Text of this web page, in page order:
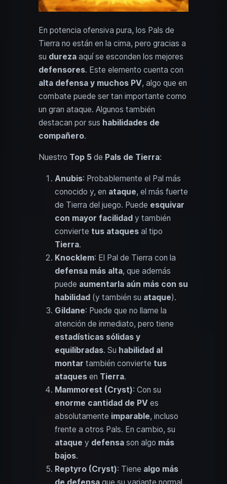
En potencia ofensiva pura, los Pals de
Tierra no están en la cima, pero gracias a
su dureza aquí se esconden los mejores
defensores. Este elemento cuenta con
alta defensa y muchos PV, algo que en
combate puede ser tan importante como
un gran ataque. Algunos también
destacan por sus habilidades de
compañero.
Nuestro Top 5 de Pals de Tierra:
Anubis: Probablemente el Pal más
conocido y, en ataque, el más fuerte
de Tierra del juego. Puede esquivar
con mayor facilidad y también
convierte tus ataques al tipo
Tierra.
Knocklem: El Pal de Tierra con la
defensa más alta, que además
puede aumentarla aún más con su
habilidad (y también su ataque).
Gildane: Puede que no llame la
atención de inmediato, pero tiene
estadísticas sólidas y
equilibradas. Su habilidad al
montar también convierte tus
ataques en Tierra.
Mammorest (Cryst): Con su
enorme cantidad de PV es
absolutamente imparable, incluso
frente a otros Pals. En cambio, su
ataque y defensa son algo más
bajos.
Reptyro (Cryst): Tiene algo más